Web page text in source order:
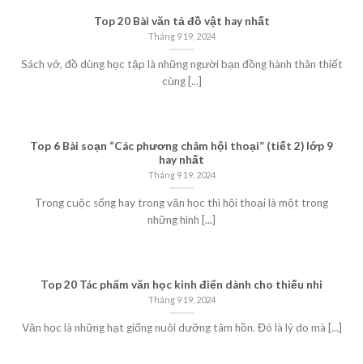
Top 20 Bài văn tả đồ vật hay nhất
Tháng 9 19, 2024
Sách vở, đồ dùng học tập là những người bạn đồng hành thân thiết
cùng [...]
Top 6 Bài soạn “Các phương châm hội thoại” (tiết 2) lớp 9
hay nhất
Tháng 9 19, 2024
Trong cuộc sống hay trong văn học thì hội thoại là một trong
những hình [...]
Top 20 Tác phẩm văn học kinh điển dành cho thiếu nhi
Tháng 9 19, 2024
Văn học là những hạt giống nuôi dưỡng tâm hồn. Đó là lý do mà [...]